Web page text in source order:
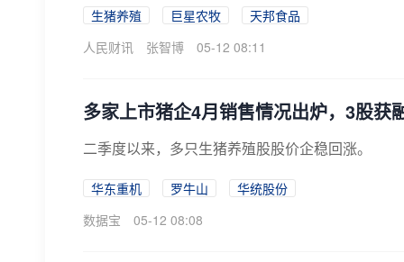
生猪养殖 巨星农牧
天邦食品
人民财讯
张智博 05-12 08:11
多家上市猪企4月销售情况出炉，3股获
二季度以来，多只生猪养殖股股价企稳回涨。
华东重机 罗牛山
华统股份
数据宝
05-12 08:08